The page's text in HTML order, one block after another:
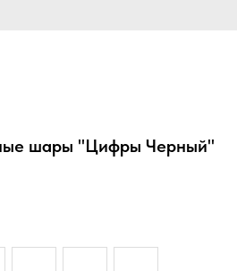
шары "Цифры Черный"